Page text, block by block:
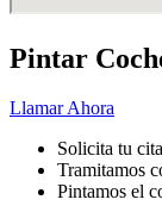
Pintar
Llamar Ahora
Solicita tu
Tramitamos
Pintamos el